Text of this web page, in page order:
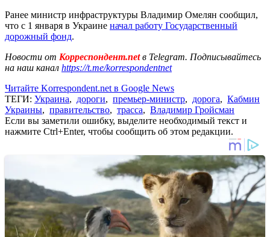
Ранее министр инфраструктуры Владимир Омелян сообщил,
что с 1 января в Украине начал работу Государственный
дорожный фонд.
Новости от Корреспондент.netв Telegram. Подписывайтесь
на наш канал https://t.me/korrespondentnet
Читайте Korrespondent.net в Google News
ТЕГИ: Украина, дороги, премьер-министр, дорога, Кабмин
Украины, правительство, трасса, Владимир Гройсман
Если вы заметили ошибку, выделите необходимый текст и
нажмите Ctrl+Enter, чтобы сообщить об этом редакции.